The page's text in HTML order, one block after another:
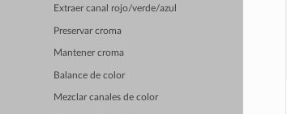
Extraer canal rojo/verde/azul
Preservar croma
Mantener croma
Balance de color
Mezclar canales de color